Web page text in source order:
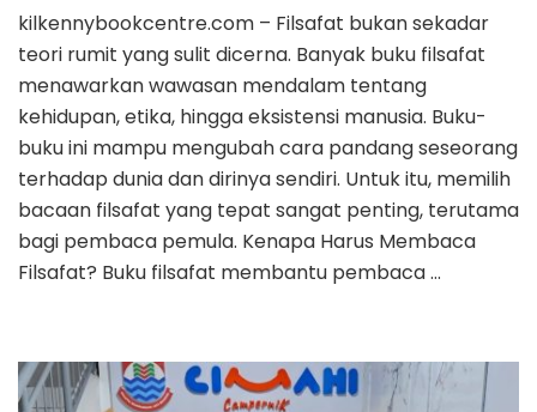
kilkennybookcentre.com – Filsafat bukan sekadar
teori rumit yang sulit dicerna. Banyak buku filsafat
menawarkan wawasan mendalam tentang
kehidupan, etika, hingga eksistensi manusia. Buku-
buku ini mampu mengubah cara pandang seseorang
terhadap dunia dan dirinya sendiri. Untuk itu, memilih
bacaan filsafat yang tepat sangat penting, terutama
bagi pembaca pemula. Kenapa Harus Membaca
Filsafat? Buku filsafat membantu pembaca …